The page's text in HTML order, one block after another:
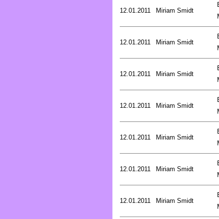
12.01.2011 Miriam Smidt
12.01.2011 Miriam Smidt
12.01.2011 Miriam Smidt
12.01.2011 Miriam Smidt
12.01.2011 Miriam Smidt
12.01.2011 Miriam Smidt
12.01.2011 Miriam Smidt